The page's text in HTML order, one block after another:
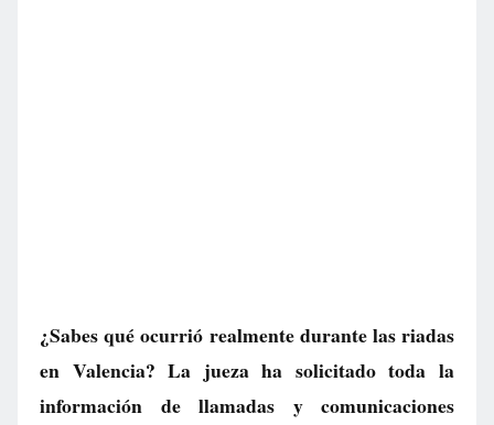
¿Sabes qué ocurrió realmente durante las riadas
en Valencia? La jueza ha solicitado toda la
información de llamadas y comunicaciones